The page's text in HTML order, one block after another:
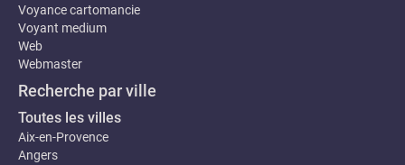
Voyance cartomancie
Voyant medium
Web
Webmaster
Recherche par ville
Toutes les villes
Aix-en-Provence
Angers